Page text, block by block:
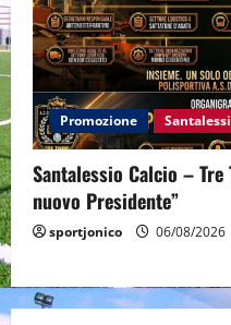
Promozione
Santalessio Calcio –
nuovo Presidente”
sportjonico 06/08/2026